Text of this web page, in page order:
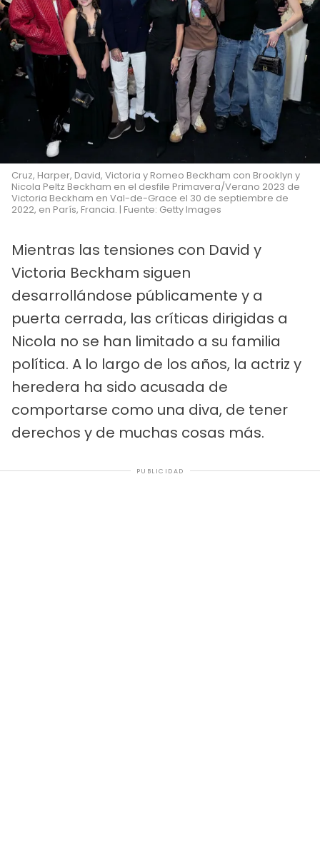
Cruz, Harper, David, Victoria y Romeo Beckham con Brooklyn y
Nicola Peltz Beckham en el desfile Primavera/Verano 2023 de
Victoria Beckham en Val-de-Grace el 30 de septiembre de
2022, en París, Francia. | Fuente: Getty Images
Mientras las tensiones con David y
Victoria Beckham siguen
desarrollándose públicamente y a
puerta cerrada, las críticas dirigidas a
Nicola no se han limitado a su familia
política. A lo largo de los años, la actriz y
heredera ha sido acusada de
comportarse como una diva, de tener
derechos y de muchas cosas más.
PUBLICIDAD